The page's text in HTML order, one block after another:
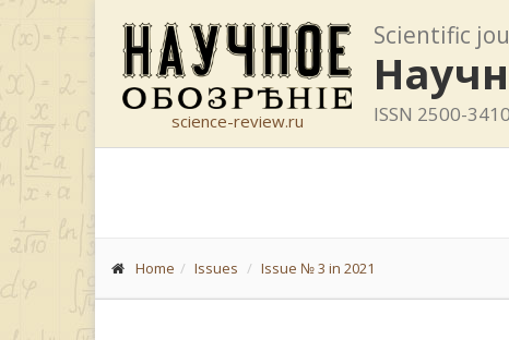
science-review.ru
Scientific
ISSN 2500-3410
Home Issues Issue № 3 in 2021